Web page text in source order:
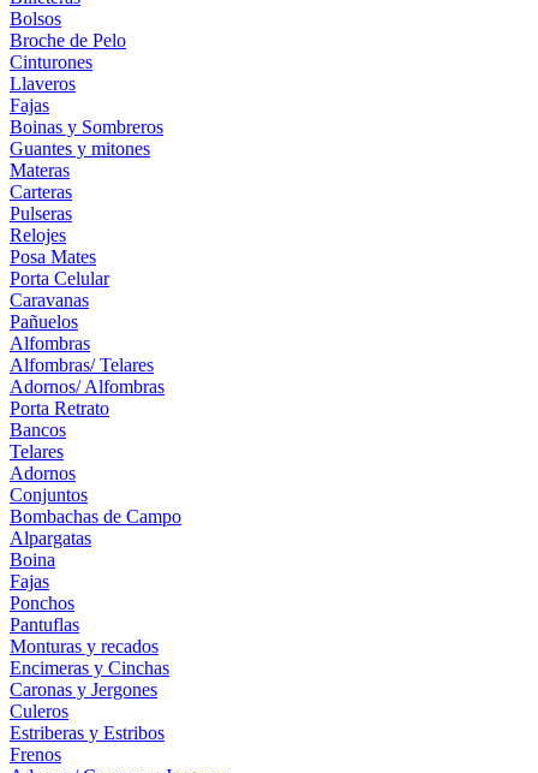
Bolsos
Broche de Pelo
Cinturones
Llaveros
Fajas
Boinas y Sombreros
Guantes y mitones
Materas
Carteras
Pulseras
Relojes
Posa Mates
Porta Celular
Caravanas
Pañuelos
Alfombras
Alfombras/ Telares
Adornos/ Alfombras
Porta Retrato
Bancos
Telares
Adornos
Conjuntos
Bombachas de Campo
Alpargatas
Boina
Fajas
Ponchos
Pantuflas
Monturas y recados
Encimeras y Cinchas
Caronas y Jergones
Culeros
Estriberas y Estribos
Frenos